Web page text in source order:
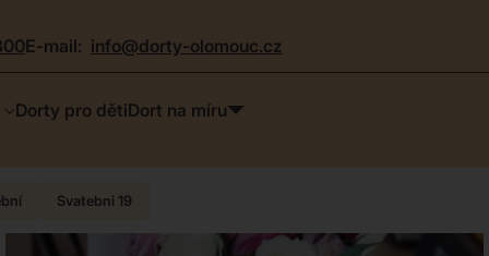
e-mail: info@dorty-olomouc.cz
Dorty pro dětiDort na míru
Svatebni 19